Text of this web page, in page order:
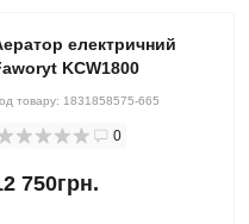
електричний
KCW1800
товару: 1831858575-665
0
750грн.